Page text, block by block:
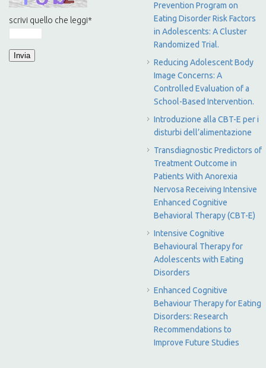
scrivi quello che leggi*
Prevention Program on
Eating Disorder Risk Factors
in Adolescents: A Cluster
Randomized Trial.
Reducing Adolescent Body
Image Concerns: A
Controlled Evaluation of a
School-Based Intervention.
Introduzione alla CBT-E per i
disturbi dell’alimentazione
Transdiagnostic Predictors of
Treatment Outcome in
Patients With Anorexia
Nervosa Receiving Intensive
Enhanced Cognitive
Behavioral Therapy (CBT-E)
Intensive Cognitive
Behavioural Therapy for
Adolescents with Eating
Disorders
Enhanced Cognitive
Behaviour Therapy for Eating
Disorders: Research
Recommendations to
Improve Future Studies